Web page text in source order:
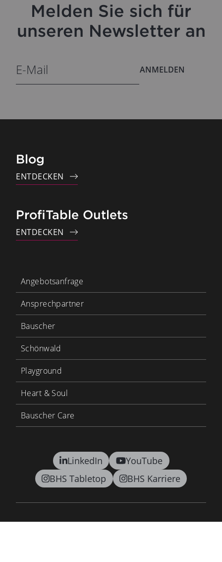
Melden Sie sich für
unseren Newsletter an
ANMELDEN
Blog
ENTDECKEN
ProfiTable Outlets
ENTDECKEN
LinkedIn
YouTube
BHS Tabletop
BHS Karriere
Angebotsanfrage
Ansprechpartner
Bauscher
Schönwald
Playground
Heart & Soul
Bauscher Care